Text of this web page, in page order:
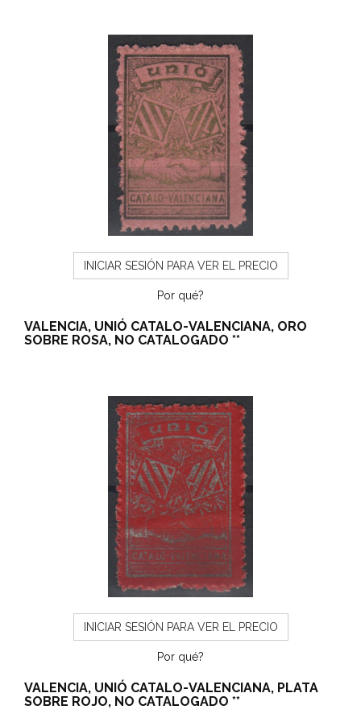
INICIAR SESIÓN PARA VER EL PRECIO
Por qué?
VALENCIA, UNIÓ CATALO-VALENCIANA, ORO
SOBRE ROSA, NO CATALOGADO **
INICIAR SESIÓN PARA VER EL PRECIO
Por qué?
VALENCIA, UNIÓ CATALO-VALENCIANA, PLATA
SOBRE ROJO, NO CATALOGADO **